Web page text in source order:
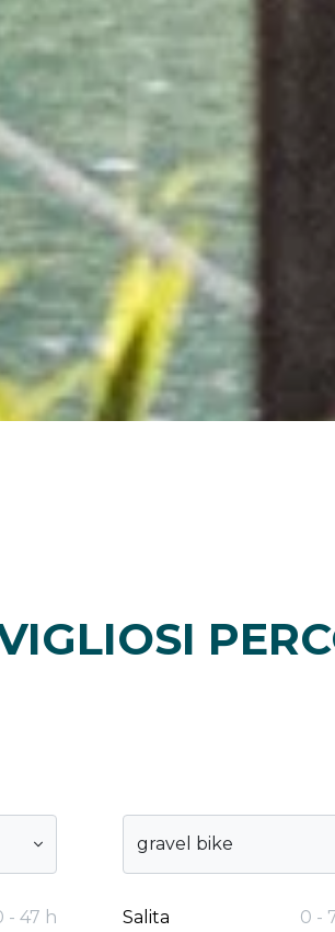
gravel bike
- 47 h Salita 0 -